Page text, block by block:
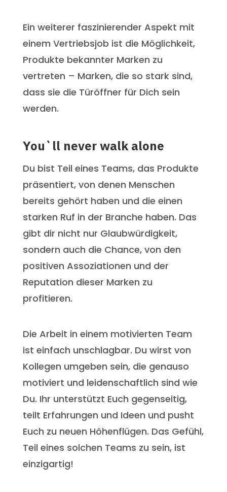
Ein weiterer faszinierender Aspekt mit
einem Vertriebsjob ist die Möglichkeit,
Produkte bekannter Marken zu
vertreten – Marken, die so stark sind,
dass sie die Türöffner für Dich sein
werden.
You`ll never walk alone
Du bist Teil eines Teams, das Produkte
präsentiert, von denen Menschen
bereits gehört haben und die einen
starken Ruf in der Branche haben. Das
gibt dir nicht nur Glaubwürdigkeit,
sondern auch die Chance, von den
positiven Assoziationen und der
Reputation dieser Marken zu
profitieren.
Die Arbeit in einem motivierten Team
ist einfach unschlagbar. Du wirst von
Kollegen umgeben sein, die genauso
motiviert und leidenschaftlich sind wie
Du. Ihr unterstützt Euch gegenseitig,
teilt Erfahrungen und Ideen und pusht
Euch zu neuen Höhenflügen. Das Gefühl,
Teil eines solchen Teams zu sein, ist
einzigartig!